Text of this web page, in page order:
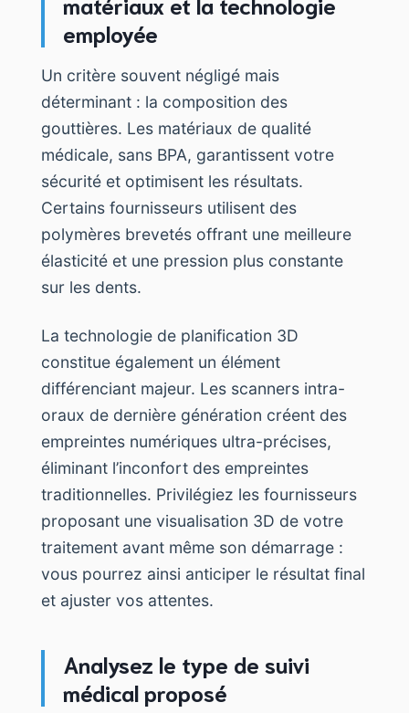
employée
Un critère souvent négligé mais
déterminant : la composition des
gouttières. Les matériaux de qualité
médicale, sans BPA, garantissent votre
sécurité et optimisent les résultats.
Certains fournisseurs utilisent des
polymères brevetés offrant une meilleure
élasticité et une pression plus constante
sur les dents.
La technologie de planification 3D
constitue également un élément
différenciant majeur. Les scanners intra-
oraux de dernière génération créent des
empreintes numériques ultra-précises,
éliminant l’inconfort des empreintes
traditionnelles. Privilégiez les fournisseurs
proposant une visualisation 3D de votre
traitement avant même son démarrage :
vous pourrez ainsi anticiper le résultat final
et ajuster vos attentes.
Analysez le type de suivi
médical proposé